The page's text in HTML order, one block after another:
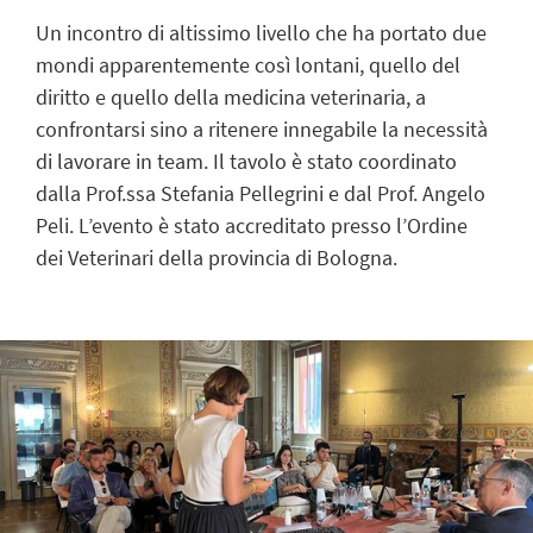
Un incontro di altissimo livello che ha portato due
mondi apparentemente così lontani, quello del
diritto e quello della medicina veterinaria, a
confrontarsi sino a ritenere innegabile la necessità
di lavorare in team. Il tavolo è stato coordinato
dalla Prof.ssa Stefania Pellegrini e dal Prof. Angelo
Peli. L’evento è stato accreditato presso l’Ordine
dei Veterinari della provincia di Bologna.